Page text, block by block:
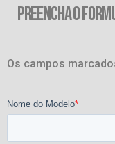
PREENCHA O
Os campos